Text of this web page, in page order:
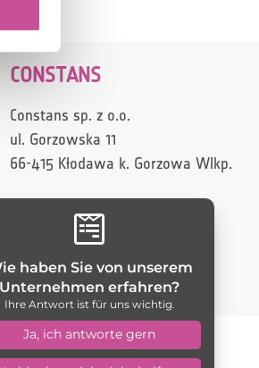

haben Sie von unserem
Unternehmen erfahren?
Ihre Antwort ist für uns wichtig.
Ja, ich antworte gern
CONSTANS
Constans sp. z o.o.
ul. Gorzowska 11
66-415 Kłodawa k. Gorzowa Wlkp.
constans@constans.pl